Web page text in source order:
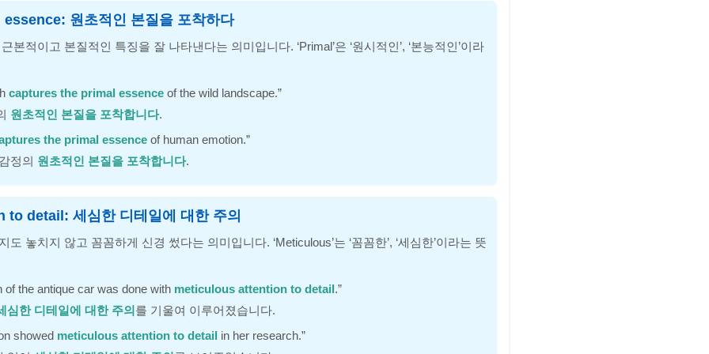
원초적인 본질을 포착하다
본적이고 본질적인 특징을 잘 나타낸다는 의미입니다. ‘Primal’은 ‘원시적인’, ‘본능적인’이라
captures the primal essence of the wild landscape.”
원초적인 본질을 포착합니다.
the primal essence of human emotion.”
정의 원초적인 본질을 포착합니다.
detail: 세심한 디테일에 대한 주의
도 놓치지 않고 꼼꼼하게 신경 썼다는 의미입니다. ‘Meticulous’는 ‘꼼꼼한’, ‘세심한’이라는 뜻
of the antique car was done with meticulous attention to detail.”
심한 디테일에 대한 주의를 기울여 이루어졌습니다.
showed meticulous attention to detail in her research.”